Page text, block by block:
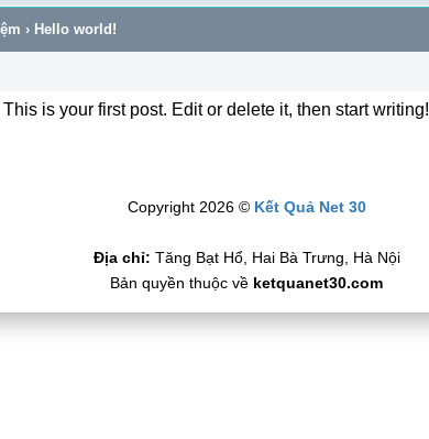
› Hello world!
is your first post. Edit or delete it, then start writing!
Copyright 2026 © Kết Quả Net 30
Địa chỉ: Tăng Bạt Hổ, Hai Bà Trưng, Hà Nội
Bản quyền thuộc về ketquanet30.com